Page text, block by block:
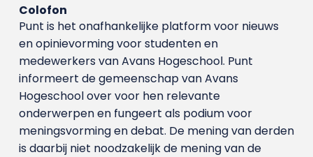
Colofon
Punt is het onafhankelijke platform voor nieuws
en opinievorming voor studenten en
medewerkers van Avans Hoge­school. Punt
informeert de gemeenschap van Avans
Hogeschool over voor hen relevante
onderwerpen en fungeert als podium voor
meningsvorming en debat. De mening van derden
is daarbij niet noodzakelijk de mening van de